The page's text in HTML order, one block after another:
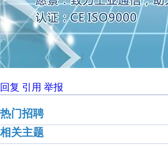
回复 引用 举报
热门招聘
相关主题